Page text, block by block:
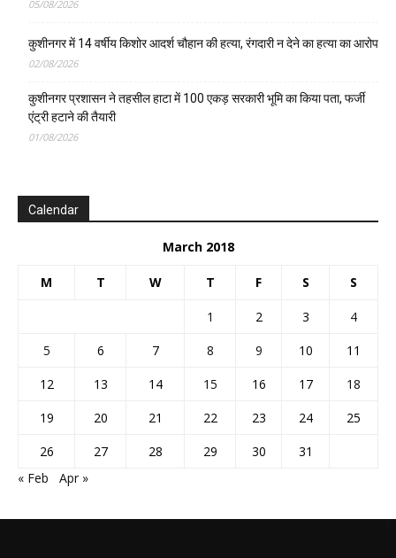
05/08/2026
कुशीनगर में 14 वर्षीय किशोर आदर्श चौहान की हत्या, रंगदारी न देने का हत्या का आरोप
02/08/2026
कुशीनगर प्रशासन ने तहसील हाटा में 100 एकड़ सरकारी भूमि का किया पता, फर्जी
एंट्री हटाने की तैयारी
01/08/2026
Calendar
March 2018
M T W T F S S
1 2 3
4
5
6 7 8 9 10
11
12
13 14 15 16 17
18
19
20 21 22 23 24
25
26
27 28 29 30
31
« Feb
Apr »